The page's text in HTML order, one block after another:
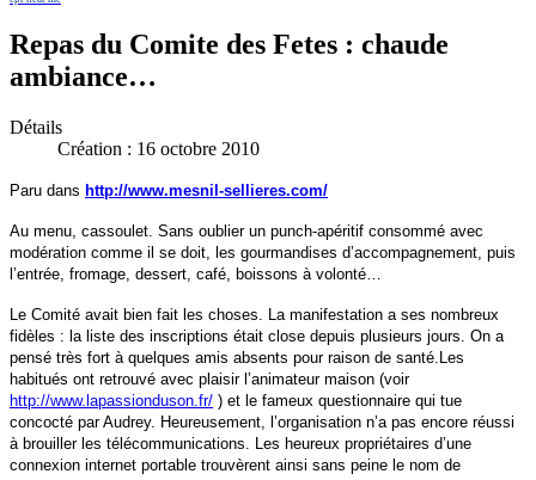
Repas du Comite des Fetes : chaude
ambiance…
Détails
Création : 16 octobre 2010
Paru dans http://www.mesnil-sellieres.com/
Au menu, cassoulet. Sans oublier un punch-apéritif consommé avec
modération comme il se doit, les gourmandises d’accompagnement, puis
l’entrée, fromage, dessert, café, boissons à volonté…
Le Comité avait bien fait les choses. La manifestation a ses nombreux
fidèles : la liste des inscriptions était close depuis plusieurs jours. On a
pensé très fort à quelques amis absents pour raison de santé.Les
habitués ont retrouvé avec plaisir l’animateur maison (voir
http://www.lapassionduson.fr/ ) et le fameux questionnaire qui tue
concocté par Audrey. Heureusement, l’organisation n’a pas encore réussi
à brouiller les télécommunications. Les heureux propriétaires d’une
connexion internet portable trouvèrent ainsi sans peine le nom de